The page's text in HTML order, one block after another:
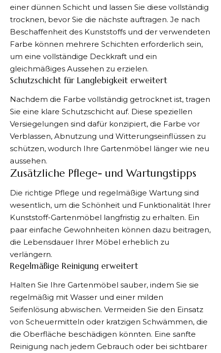
einer dünnen Schicht und lassen Sie diese vollständig
trocknen, bevor Sie die nächste auftragen. Je nach
Beschaffenheit des Kunststoffs und der verwendeten
Farbe können mehrere Schichten erforderlich sein,
um eine vollständige Deckkraft und ein
gleichmäßiges Aussehen zu erzielen.
Schutzschicht für Langlebigkeit erweitert
Nachdem die Farbe vollständig getrocknet ist, tragen
Sie eine klare Schutzschicht auf. Diese speziellen
Versiegelungen sind dafür konzipiert, die Farbe vor
Verblassen, Abnutzung und Witterungseinflüssen zu
schützen, wodurch Ihre Gartenmöbel länger wie neu
aussehen.
Zusätzliche Pflege- und Wartungstipps
Die richtige Pflege und regelmäßige Wartung sind
wesentlich, um die Schönheit und Funktionalität Ihrer
Kunststoff-Gartenmöbel langfristig zu erhalten. Ein
paar einfache Gewohnheiten können dazu beitragen,
die Lebensdauer Ihrer Möbel erheblich zu
verlängern.
Regelmäßige Reinigung erweitert
Halten Sie Ihre Gartenmöbel sauber, indem Sie sie
regelmäßig mit Wasser und einer milden
Seifenlösung abwischen. Vermeiden Sie den Einsatz
von Scheuermitteln oder kratzigen Schwämmen, die
die Oberfläche beschädigen könnten. Eine sanfte
Reinigung nach jedem Gebrauch oder bei sichtbarer